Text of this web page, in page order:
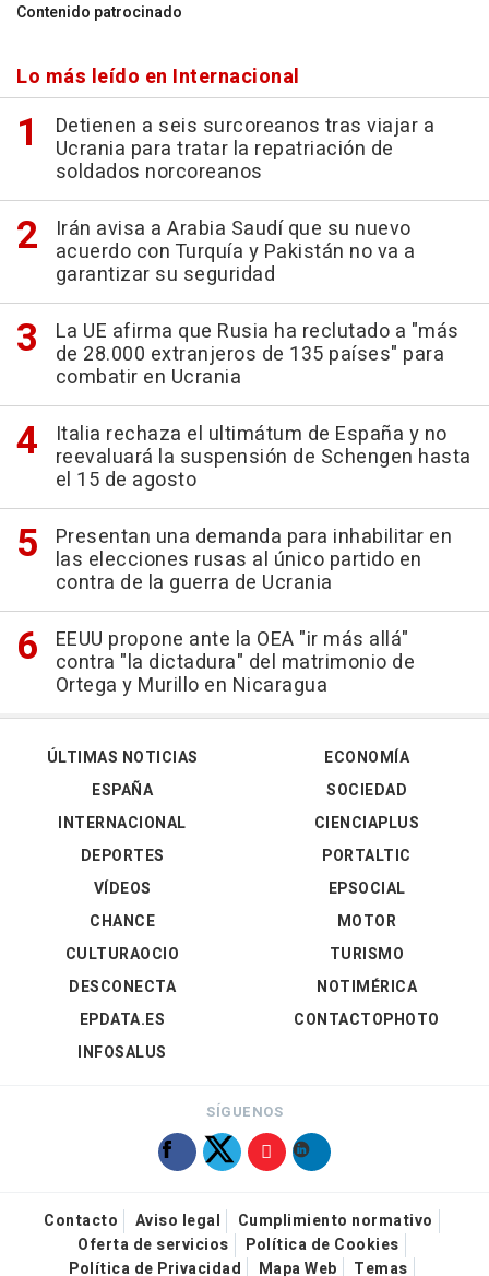
Contenido patrocinado
Lo más leído en Internacional
Detienen a seis surcoreanos tras viajar a
Ucrania para tratar la repatriación de
soldados norcoreanos
Irán avisa a Arabia Saudí que su nuevo
acuerdo con Turquía y Pakistán no va a
garantizar su seguridad
La UE afirma que Rusia ha reclutado a "más
de 28.000 extranjeros de 135 países" para
combatir en Ucrania
Italia rechaza el ultimátum de España y no
reevaluará la suspensión de Schengen hasta
el 15 de agosto
Presentan una demanda para inhabilitar en
las elecciones rusas al único partido en
contra de la guerra de Ucrania
EEUU propone ante la OEA "ir más allá"
contra "la dictadura" del matrimonio de
Ortega y Murillo en Nicaragua
ÚLTIMAS NOTICIAS
ESPAÑA
INTERNACIONAL
DEPORTES
VÍDEOS
ECONOMÍA
SOCIEDAD
CIENCIAPLUS
PORTALTIC
EPSOCIAL
CHANCE
CULTURAOCIO
DESCONECTA
EPDATA.ES
INFOSALUS
MOTOR
TURISMO
NOTIMÉRICA
CONTACTOPHOTO
SÍGUENOS
Contacto Aviso legal
Cumplimiento normativo
Oferta de servicios
Política de Cookies
Política de Privacidad
Mapa Web Temas